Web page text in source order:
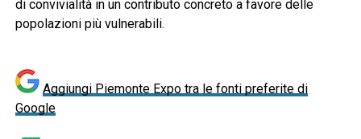
di convivialità in un contributo concreto a favore delle
popolazioni più vulnerabili.
Aggiungi Piemonte Expo tra le fonti preferite di
Google